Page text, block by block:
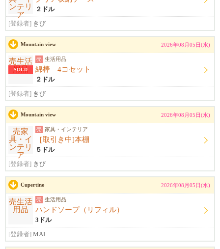
２ドル
[登録者] きび
Mountain view 2026年08月05日(水)
SOLD
売 生活用品
綿棒 4コセット
２ドル
[登録者] きび
Mountain view 2026年08月05日(水)
売 家具・インテリア
［取引き中]本棚
５ドル
[登録者] きび
Cupertino 2026年08月05日(水)
売 生活用品
ハンドソープ（リフィル）
3ドル
[登録者] MAI